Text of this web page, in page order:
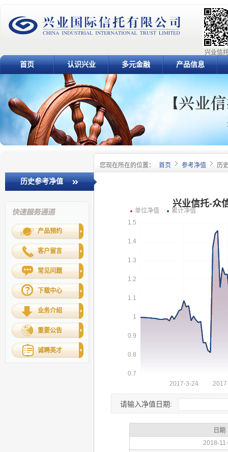
兴业信
首页 认识兴业 多元金融 产品信息
您现在所在的位置： 首页 参考净值 历
历史参考净值
产品预约
客户留言
常见问题
下载中心
业务介绍
重要公告
诚聘英才
请输入净值日期: